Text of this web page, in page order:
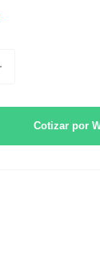
Cotizar por